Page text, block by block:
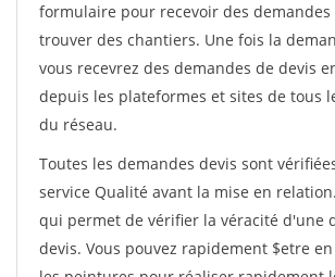
formulaire pour recevoir des demandes
trouver des chantiers. Une fois la
vous recevrez des demandes de devis
depuis les plateformes et sites de tous
du réseau.
Toutes les demandes devis sont
service Qualité avant la mise en
qui permet de vérifier la véracité d'une
devis. Vous pouvez rapidement $etre